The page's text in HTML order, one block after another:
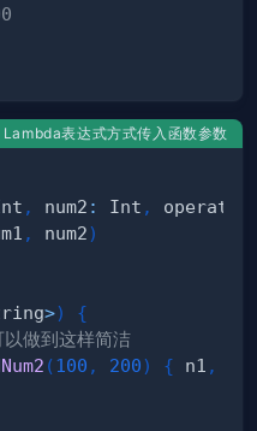
Lambda表达式方式传入函数参数
, num2 : Int ,
, num2)
>)
{
做到这样简洁
(100 , 200) { n1 ,